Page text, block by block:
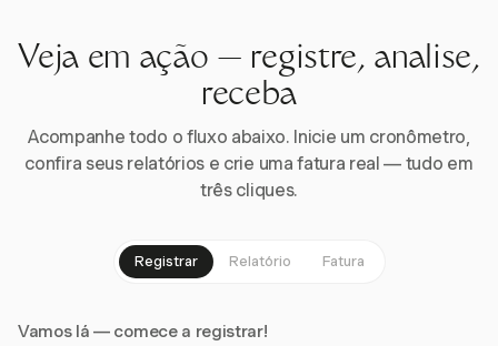
Veja em ação — registre, analise,
receba
Acompanhe todo o fluxo abaixo. Inicie um cronômetro,
confira seus relatórios e crie uma fatura real — tudo em
três cliques.
Registrar Relatório Fatura
Vamos lá — comece a registrar!